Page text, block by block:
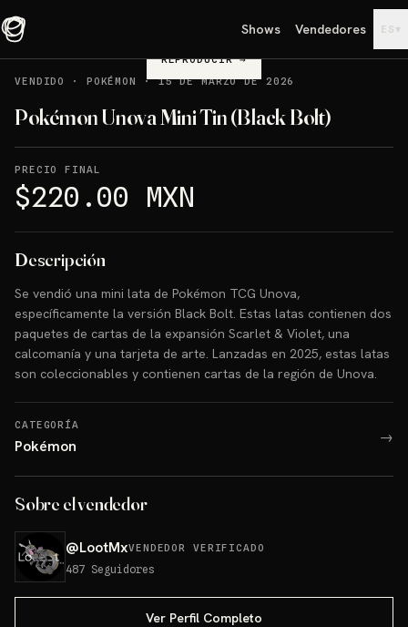
Shows Vendedores ES ▾
REPRODUCIR→
VENDIDO
· POKÉMON ·15 DE MARZO DE 2026
Pokémon Unova Mini Tin (Black Bolt)
PRECIO FINAL
$220.00 MXN
Descripción
Se vendió una mini lata de Pokémon TCG Unova,
específicamente la versión Black Bolt. Estas latas contienen dos
paquetes de cartas de la expansión Scarlet & Violet, una
calcomanía y una tarjeta de arte. Lanzadas en 2025, estas latas
son coleccionables y contienen cartas de la región de Unova.
CATEGORÍA
Pokémon →
Sobre el vendedor
@LootMxVENDEDOR VERIFICADO
487 Seguidores
Ver Perfil Completo